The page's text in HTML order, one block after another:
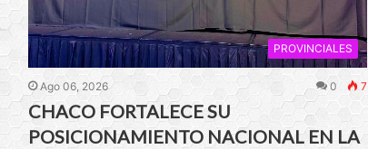
PROVINCIALES
Ago 06, 2026 0 7
CHACO FORTALECE SU
POSICIONAMIENTO NACIONAL EN LA